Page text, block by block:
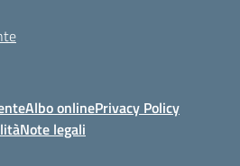
Albo onlinePrivacy Policy
Note legali